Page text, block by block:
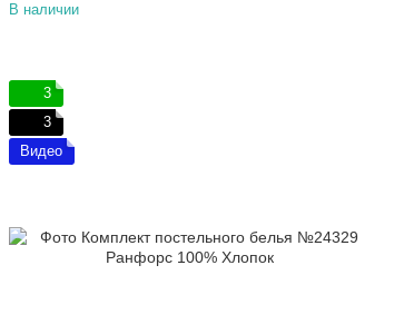
В наличии
3
3
Видео